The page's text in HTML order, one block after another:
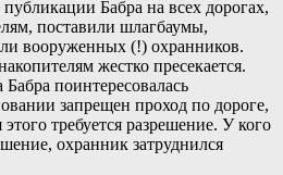
Бабра на всех дорогах,
поставили шлагбаумы,
вооруженных (!) охранников.
жестко пресекается.
поинтересовалась
запрещен проход по дороге,
требуется разрешение. У кого
охранник затруднился